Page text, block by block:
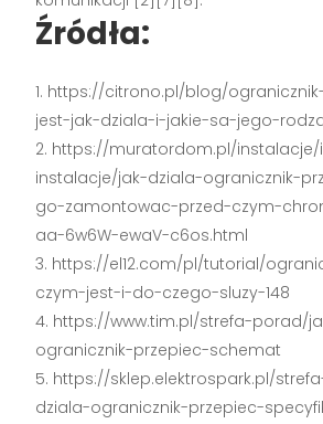
Źródła:
https://citrono.pl/blog/
jest-jak-dziala-i-jakie-sa-jego-
https://muratordom.pl/instalacje/
instalacje/jak-dziala-ogranicznik-
go-zamontowac-przed-czym-
aa-6w6W-ewaV-c6os.html
https://el12.com/pl/tutorial/
czym-jest-i-do-czego-sluzy-148
https://www.tim.pl/strefa-porad/
ogranicznik-przepiec-schemat
https://sklep.elektrospark.pl/
dziala-ogranicznik-przepiec-